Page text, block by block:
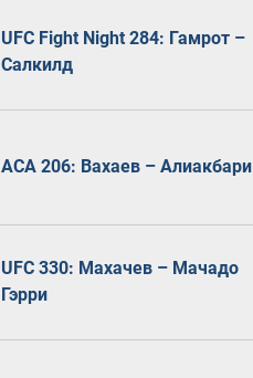
UFC Fight Night 284: Гамрот –
Салкилд
ACA 206: Вахаев – Алиакбари
UFC 330: Махачев – Мачадо
Гэрри